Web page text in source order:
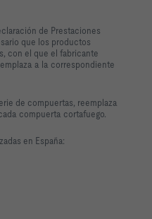
de Prestaciones
que los productos
con el que el fabricante
a la correspondiente
de compuertas, reemplaza
compuerta cortafuego.
en España: